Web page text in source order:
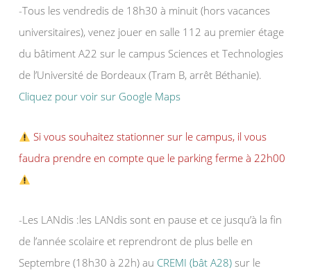
-Tous les vendredis de 18h30 à minuit (hors vacances
universitaires), venez jouer en salle 112 au premier étage
du bâtiment A22 sur le campus Sciences et Technologies
de l’Université de Bordeaux (Tram B, arrêt Béthanie).
Cliquez pour voir sur Google Maps
Si vous souhaitez stationner sur le campus, il vous
faudra prendre en compte que le parking ferme à 22h00
-Les LANdis :les LANdis sont en pause et ce jusqu’à la fin
de l’année scolaire et reprendront de plus belle en
Septembre (18h30 à 22h) au CREMI (bât A28) sur le